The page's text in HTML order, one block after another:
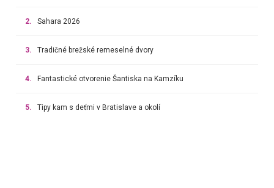
2. Sahara 2026
3. Tradičné brežské remeselné dvory
4. Fantastické otvorenie Šantiska na Kamzíku
5. Tipy kam s deťmi v Bratislave a okolí